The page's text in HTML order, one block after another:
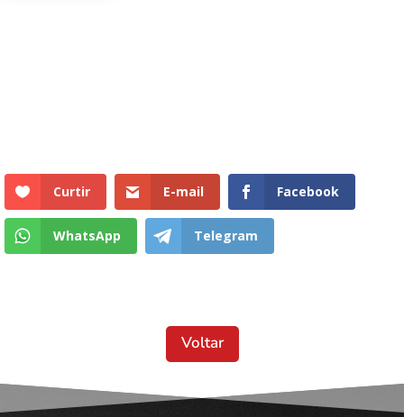
Curtir E-mail Facebook
WhatsApp Telegram
Voltar